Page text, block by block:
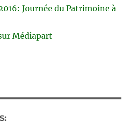
Journée du Patrimoine à
Médiapart